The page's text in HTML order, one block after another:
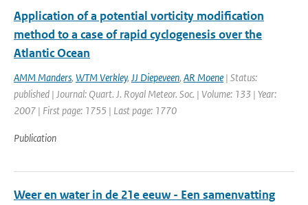
Application of a potential vorticity modification
method to a case of rapid cyclogenesis over the
Atlantic Ocean
AMM Manders, WTM Verkley, JJ Diepeveen, AR Moene | Status:
published | Journal: Quart. J. Royal Meteor. Soc. | Volume: 133 | Year:
2007 | First page: 1755 | Last page: 1770
Publication
Weer en water in de 21e eeuw - Een samenvatting